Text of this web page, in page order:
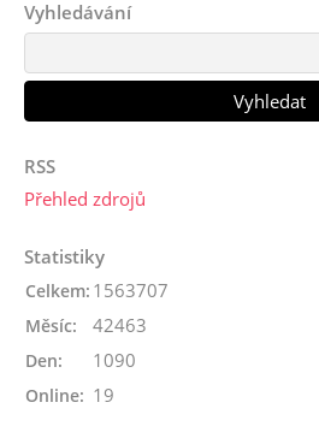
Vyhledávání
RSS
Přehled zdrojů
Statistiky
Online: 19
Celkem: 1563707
Měsíc: 42463
Den: 1090